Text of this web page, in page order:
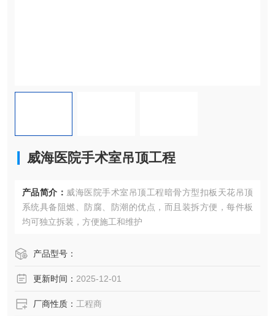
威海医院手术室吊顶工程
产品简介： 威海医院手术室吊顶工程暗骨方型扣板天花吊顶
系统具备阻燃、防腐、防潮的优点，而且装拆方便，每件板
均可独立拆装，方便施工和维护
产品型号：
更新时间： 2025-12-01
厂商性质： 工程商